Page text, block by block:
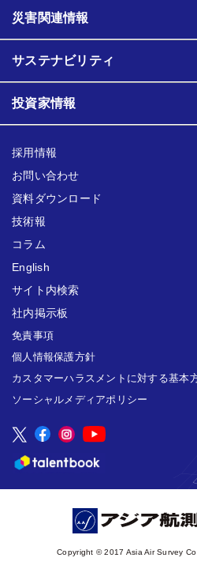
災害関連情報
サステナビリティ
投資家情報
採用情報
お問い合わせ
資料ダウンロード
技術報
コラム
English
サイト内検索
社内掲示板
免責事項
個人情報保護方針
カスタマーハラスメントに対する基本
ソーシャルメディアポリシー
Copyright © 2017 Asia Air Survey